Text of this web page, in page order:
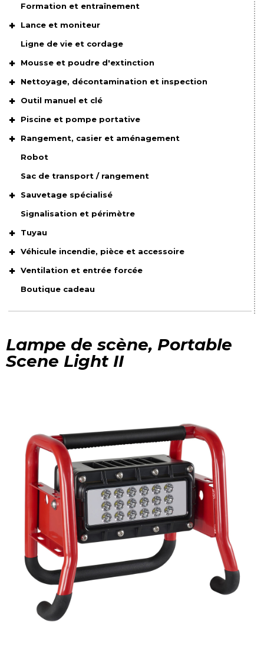
Formation et entraînement
Lance et moniteur
Ligne de vie et cordage
Mousse et poudre d'extinction
Nettoyage, décontamination et inspection
Outil manuel et clé
Piscine et pompe portative
Rangement, casier et aménagement
Robot
Sac de transport / rangement
Sauvetage spécialisé
Signalisation et périmètre
Tuyau
Véhicule incendie, pièce et accessoire
Ventilation et entrée forcée
Boutique cadeau
Lampe de scène, Portable
Scene Light II